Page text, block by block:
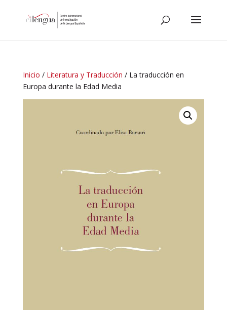
Inicio / Literatura y Traducción / La traducción en
Europa durante la Edad Media